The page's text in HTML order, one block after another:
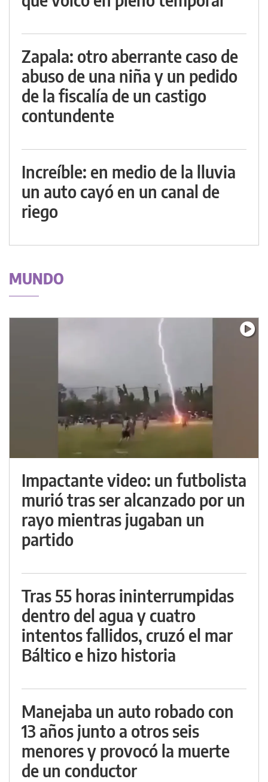
Zapala: otro aberrante caso de
abuso de una niña y un pedido
de la fiscalía de un castigo
contundente
Increíble: en medio de la lluvia
un auto cayó en un canal de
riego
MUNDO
Impactante video: un futbolista
murió tras ser alcanzado por un
rayo mientras jugaban un
partido
Tras 55 horas ininterrumpidas
dentro del agua y cuatro
intentos fallidos, cruzó el mar
Báltico e hizo historia
Manejaba un auto robado con
13 años junto a otros seis
menores y provocó la muerte
de un conductor